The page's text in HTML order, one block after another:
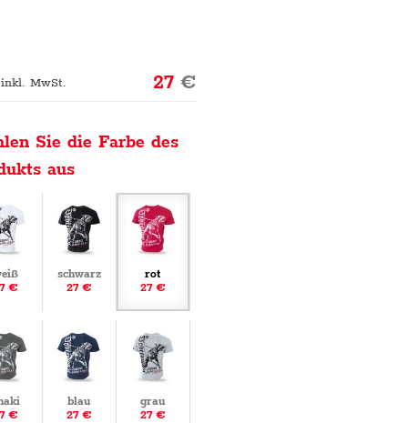
MwSt. 27€
Sie die Farbe des
aus
€
schwarz
27 €
rot
27 €
€
blau
27 €
grau
27 €